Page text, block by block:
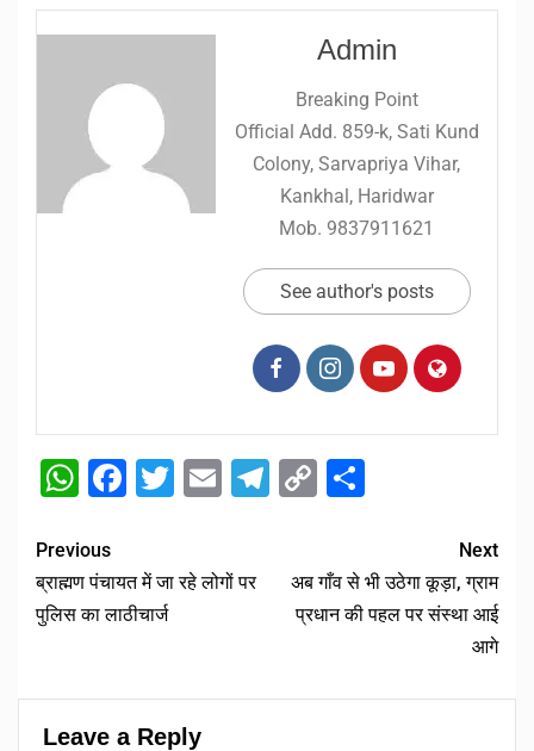
Admin
Breaking Point
Official Add. 859-k, Sati Kund
Colony, Sarvapriya Vihar,
Kankhal, Haridwar
Mob. 9837911621
See author's posts
WhatsApp
Facebook
Twitter
EmailTelegram
Copy
Previous
ब्राह्मण पंचायत में जा रहे लोगों पर
पुलिस का लाठीचार्ज
Next
अब गाँव से भी उठेगा कूड़ा, ग्राम
प्रधान की पहल पर संस्था आई
आगे
Leave a Reply